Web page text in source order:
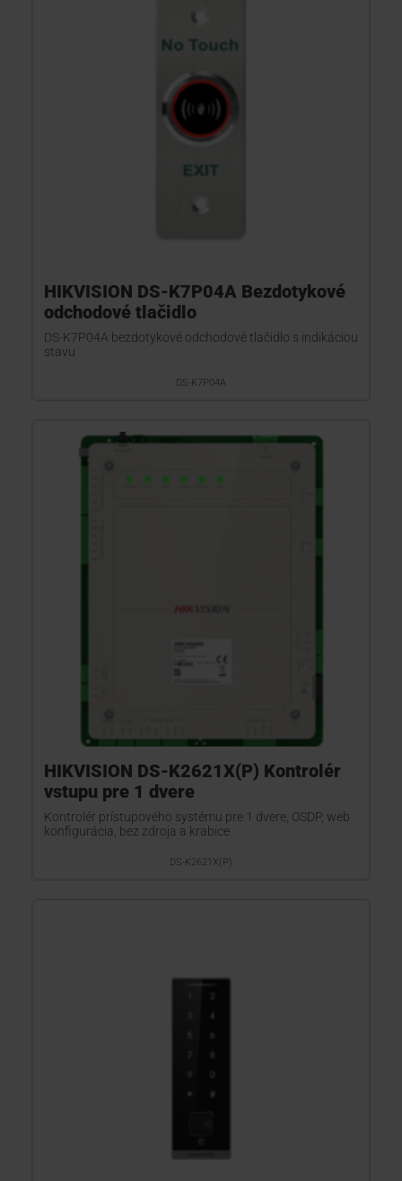
HIKVISION DS-K7P04A Bezdotykové
odchodové tlačidlo
DS-K7P04A bezdotykové odchodové tlačidlo s indikáciou
stavu
DS-K7P04A
HIKVISION DS-K2621X(P) Kontrolér
vstupu pre 1 dvere
Kontrolér prístupového systému pre 1 dvere, OSDP, web
konfigurácia, bez zdroja a krabice
DS-K2621X(P)